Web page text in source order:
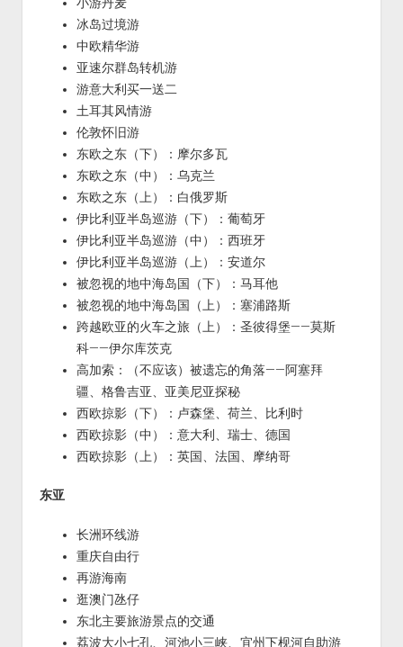
冰岛过境游
中欧精华游
亚速尔群岛转机游
游意大利买一送二
土耳其风情游
伦敦怀旧游
东欧之东（下）：摩尔多瓦
东欧之东（中）：乌克兰
东欧之东（上）：白俄罗斯
伊比利亚半岛巡游（下）：葡萄牙
伊比利亚半岛巡游（中）：西班牙
伊比利亚半岛巡游（上）：安道尔
被忽视的地中海岛国（下）：马耳他
被忽视的地中海岛国（上）：塞浦路斯
跨越欧亚的火车之旅（上）：圣彼得堡——莫斯
科——伊尔库茨克
高加索：（不应该）被遗忘的角落——阿塞拜
疆、格鲁吉亚、亚美尼亚探秘
西欧掠影（下）：卢森堡、荷兰、比利时
西欧掠影（中）：意大利、瑞士、德国
西欧掠影（上）：英国、法国、摩纳哥
东亚
长洲环线游
重庆自由行
再游海南
逛澳门氹仔
东北主要旅游景点的交通
荔波大小七孔、河池小三峡、宜州下枧河自助游